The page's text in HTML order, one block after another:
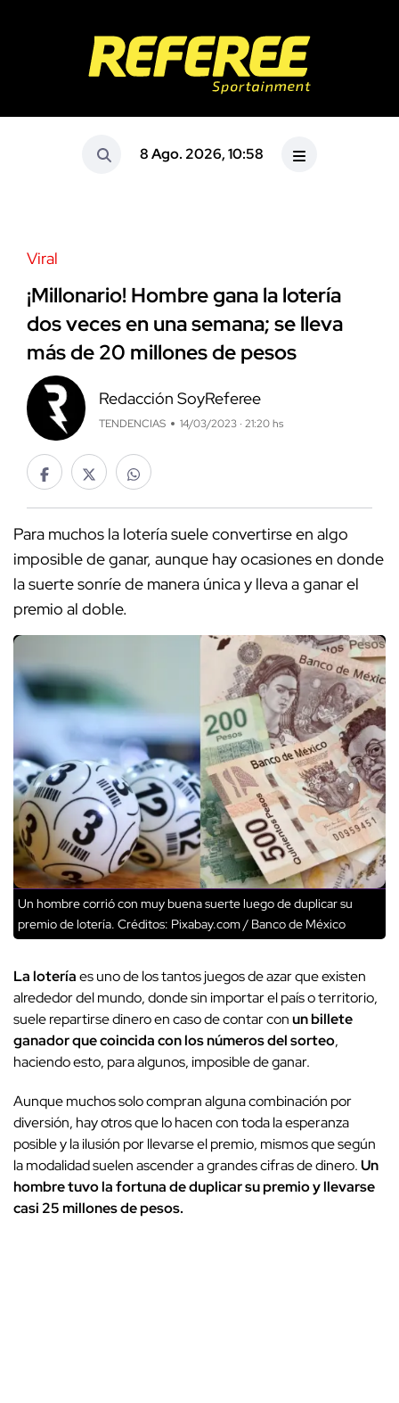
8 Ago. 2026, 10:58
Viral
¡Millonario! Hombre gana la lotería
dos veces en una semana; se lleva
más de 20 millones de pesos
Redacción SoyReferee
TENDENCIAS 14/03/2023 · 21:20 hs
Para muchos la lotería suele convertirse en algo
imposible de ganar, aunque hay ocasiones en donde
la suerte sonríe de manera única y lleva a ganar el
premio al doble.
Un hombre corrió con muy buena suerte luego de duplicar su
premio de lotería. Créditos: Pixabay.com / Banco de México
La loteríaes uno de los tantos juegos de azar que existen
alrededor del mundo, donde sin importar el país o territorio,
suele repartirse dinero en caso de contar conun billete
ganador que coincida con los números del sorteo,
haciendo esto, para algunos, imposible de ganar.
Aunque muchos solo compran alguna combinación por
diversión, hay otros que lo hacen con toda la esperanza
posible y la ilusión por llevarse el premio, mismos que según
la modalidad suelen ascender a grandes cifras de dinero.Un
hombre tuvo la fortuna de duplicar su premio y llevarse
casi 25 millones de pesos.